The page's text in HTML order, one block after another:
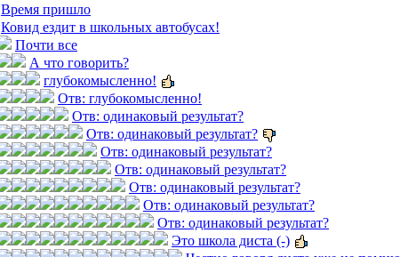
Время пришло
Ковид ездит в школьных автобусах!
Почти все
А что говорить?
глубокомысленно!
Отв: глубокомысленно!
Отв: одинаковый результат?
Отв: одинаковый результат?
Отв: одинаковый результат?
Отв: одинаковый результат?
Отв: одинаковый результат?
Отв: одинаковый результат?
Отв: одинаковый результат?
Это школа диста (-)